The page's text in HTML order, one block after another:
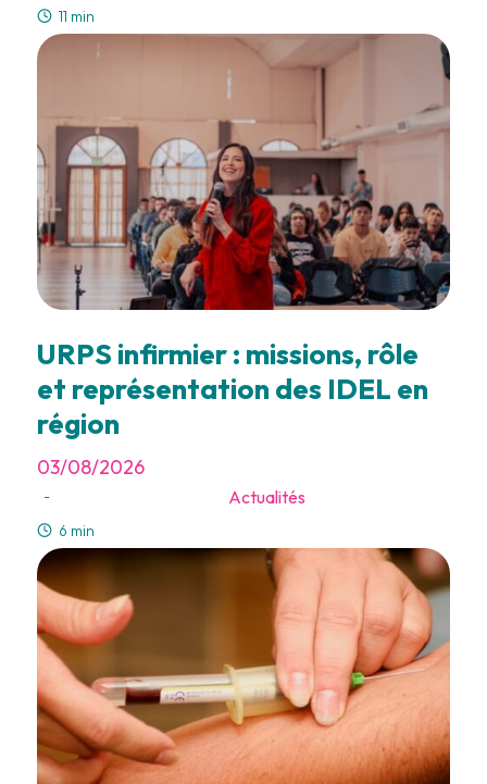
11 min
URPS infirmier : missions, rôle
et représentation des IDEL en
région
03/08/2026
- Actualités
6 min